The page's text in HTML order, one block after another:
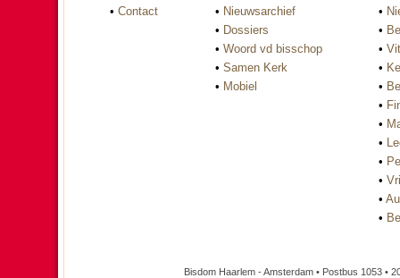
• Contact
• Nieuwsarchief
• Dossiers
• Woord vd bisschop
• Samen Kerk
• Mobiel
•
•
•
•
•
•
•
•
•
•
•
•
Bisdom Haarlem - Amsterdam • Postbus 1053 •